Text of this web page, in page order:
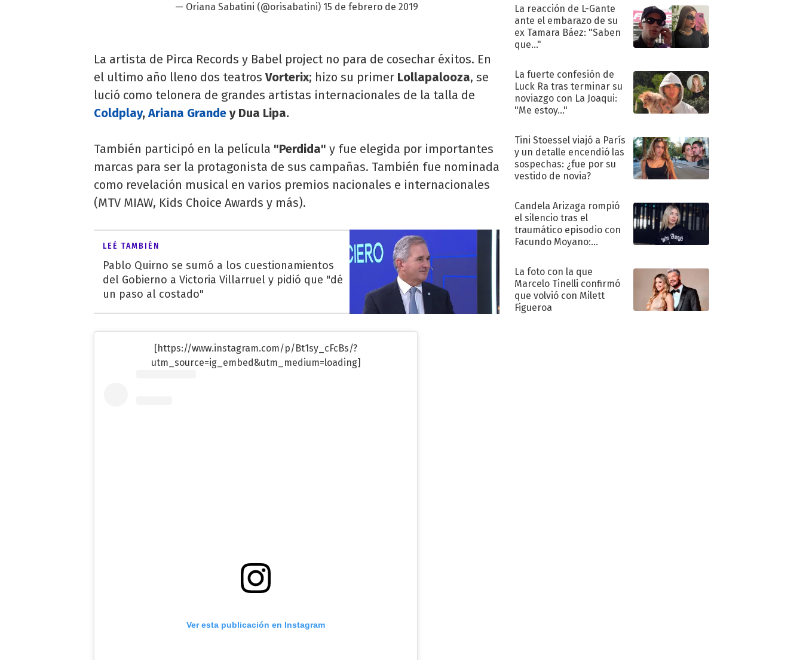
— Oriana Sabatini (@orisabatini) 15 de febrero de 2019
La artista de Pirca Records y Babel project no para de cosechar éxitos. En
el ultimo año lleno dos teatrosVorterix; hizo su primer Lollapalooza, se
lució como telonera de grandes artistas internacionales de la talla de
Coldplay,Ariana Grande y Dua Lipa.
También participó en la película "Perdida" y fue elegida por importantes
marcas para ser la protagonista de sus campañas. También fue nominada
como revelación musical en varios premios nacionales e internacionales
(MTV MIAW, Kids Choice Awards y más).
LEÉ TAMBIÉN
Pablo Quirno se sumó a los cuestionamientos
del Gobierno a Victoria Villarruel y pidió que "dé
un paso al costado"
[https://www.instagram.com/p/Bt1sy_cFcBs/?
utm_source=ig_embed&utm_medium=loading]
Ver esta publicación en Instagram
La reacción de L-Gante
ante el embarazo de su
ex Tamara Báez: "Saben
que..."
La fuerte confesión de
Luck Ra tras terminar su
noviazgo con La Joaqui:
"Me estoy..."
Tini Stoessel viajó a París
y un detalle encendió las
sospechas: ¿fue por su
vestido de novia?
Candela Arizaga rompió
el silencio tras el
traumático episodio con
Facundo Moyano:
La foto con la que
Marcelo Tinelli confirmó
que volvió con Milett
Figueroa